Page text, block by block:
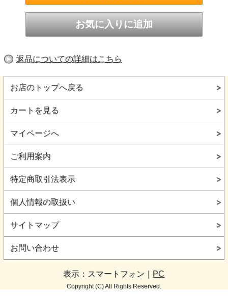
返品についての詳細はこちら
お店のトップへ戻る
カートを見る
マイページへ
ご利用案内
特定商取引法表示
個人情報の取扱い
サイトマップ
お問い合わせ
表示：スマートフォン｜ PC
Copyright (C) All Rights Reserved.